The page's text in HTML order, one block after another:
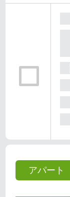
アパート